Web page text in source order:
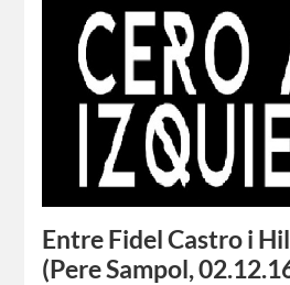
Entre Fidel Castro i
(Pere Sampol,